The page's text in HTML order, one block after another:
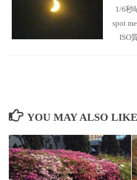
1/6秒
spot
ISO
YOU MAY ALSO